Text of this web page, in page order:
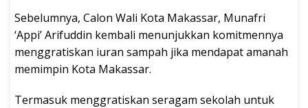
Sebelumnya, Calon Wali Kota Makassar, Munafri
‘Appi’ Arifuddin kembali menunjukkan komitmennya
menggratiskan iuran sampah jika mendapat amanah
memimpin Kota Makassar.
Termasuk menggratiskan seragam sekolah untuk